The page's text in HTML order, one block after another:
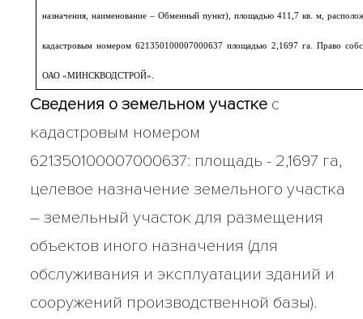
назначения, наименование – Обменный пункт), площадью 411,7 кв. м,
кадастровым номером 621350100007000637 площадью 2,1697 га. Право
ОАО «МИНСКВОДСТРОЙ».
Сведения о земельном участкес
кадастровым номером
621350100007000637: площадь - 2,1697 га,
целевое назначение земельного участка
– земельный участок для размещения
объектов иного назначения (для
обслуживания и эксплуатации зданий и
сооружений производственной базы).